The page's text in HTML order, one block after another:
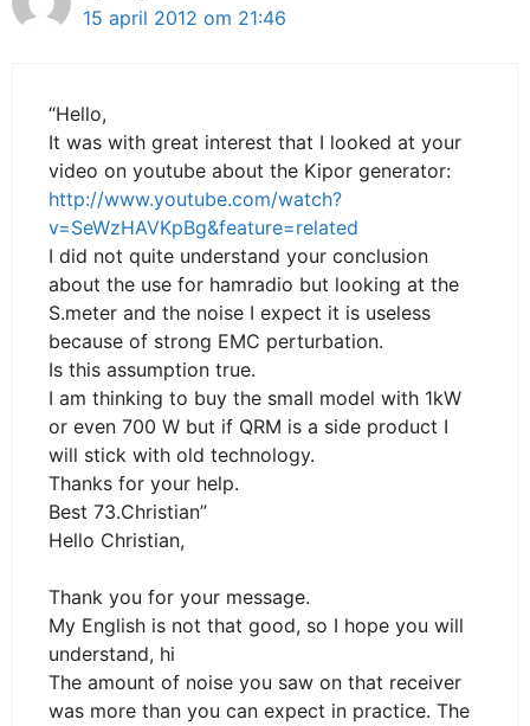
15 april 2012 om 21:46
“Hello,
It was with great interest that I looked at your
video on youtube about the Kipor generator:
http://www.youtube.com/watch?
v=SeWzHAVKpBg&feature=related
I did not quite understand your conclusion
about the use for hamradio but looking at the
S.meter and the noise I expect it is useless
because of strong EMC perturbation.
Is this assumption true.
I am thinking to buy the small model with 1kW
or even 700 W but if QRM is a side product I
will stick with old technology.
Thanks for your help.
Best 73.Christian”
Hello Christian,
Thank you for your message.
My English is not that good, so I hope you will
understand, hi
The amount of noise you saw on that receiver
was more than you can expect in practice. The